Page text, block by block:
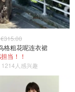
€315.00
格粗花呢连衣裙
当！！
1214人感兴趣